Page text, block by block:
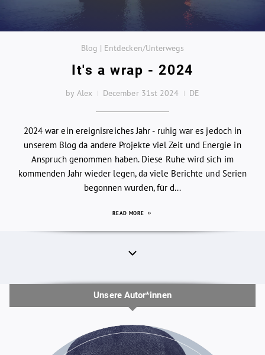
Blog | Entdecken/Unterwegs
It's a wrap - 2024
by Alex December 31st 2024 DE
2024 war ein ereignisreiches Jahr - ruhig war es jedoch in
unserem Blog da andere Projekte viel Zeit und Energie in
Anspruch genommen haben. Diese Ruhe wird sich im
kommenden Jahr wieder legen, da viele Berichte und Serien
begonnen wurden, für d...
READ MORE
Unsere Autor*innen